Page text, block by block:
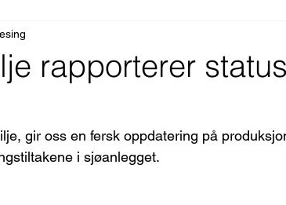
rapporterer
gir oss en fersk oppdatering på
i sjøanlegget.